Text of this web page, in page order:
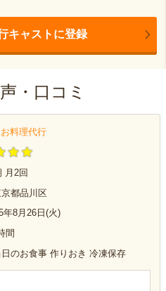
キャストに登録
・口コミ
お料理代行
月2回
京都品川区
年8月26日(火)
間
日のお食事 作りおき 冷凍保存